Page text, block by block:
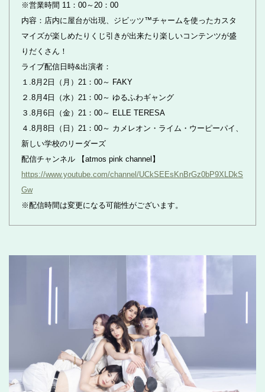
※営業時間 11：00～20：00
内容：店内に屋台が出現、ジビッツ™チャームを使ったカスタ
マイズが楽しめたりくじ引きが出来たり楽しいコンテンツが盛
りだくさん！
ライブ配信日時&出演者：
１.8月2日（月）21：00～ FAKY
２.8月4日（水）21：00～ ゆるふわギャング
３.8月6日（金）21：00～ ELLE TERESA
４.8月8日（日）21：00～ カメレオン・ライム・ウーピーパイ、
新しい学校のリーダーズ
配信チャンネル 【atmos pink channel】
https://www.youtube.com/channel/UCkSEEsKnBrGz0bP9XLDkS
Gw
※配信時間は変更になる可能性がございます。